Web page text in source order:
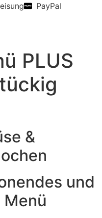
PayPal
PLUS
&
und